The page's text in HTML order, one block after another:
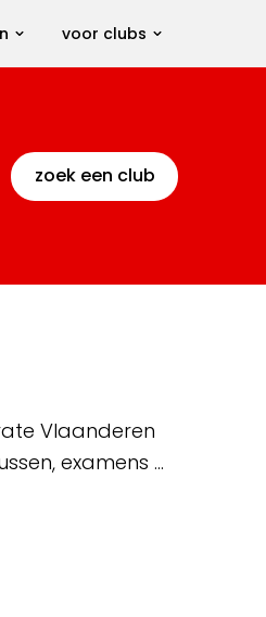
voor clubs
zoek een club
Vlaanderen
examens …